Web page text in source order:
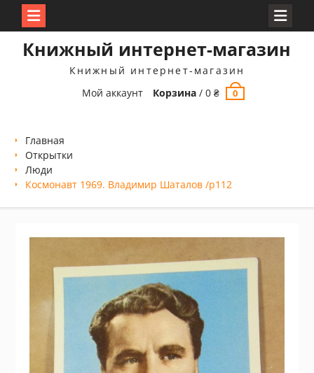
Книжный интернет-магазин
Книжный интернет-магазин
Мой аккаунт
Корзина /0₴ 0
Главная
Открытки
Люди
Космонавт 1969. Владимир Шаталов /p112